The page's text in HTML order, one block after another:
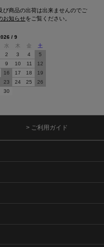
び商品の出荷は出来ませんのでご
お知らせをご覧ください。
/ 9
水 木 金
土
2 3 4
5
9 10 11
12
16 17 18
19
23 24 25
26
30
> ご利用ガイド